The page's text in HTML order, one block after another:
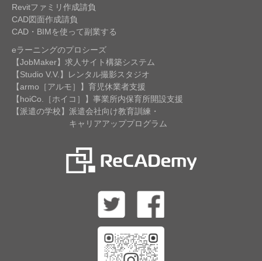
Revitファミリ作成請負
CAD図面作成請負
CAD・BIMを使って副業する
eラーニングのプロシーズ
【JobMaker】求人サイト構築システム
【Studio V.V.】レンタル撮影スタジオ
【armo［アルモ］】育児休業者支援
【hoiCo.［ホイコ］】事業所内保育所開設支援
【派遣の学校】派遣会社向け教育訓練・
キャリアアッププログラム